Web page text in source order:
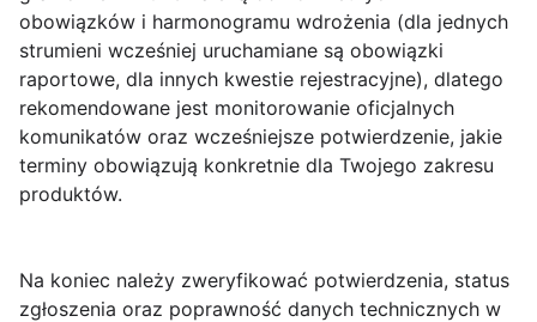
obowiązków i harmonogramu wdrożenia (dla jednych
strumieni wcześniej uruchamiane są obowiązki
raportowe, dla innych kwestie rejestracyjne), dlatego
rekomendowane jest monitorowanie oficjalnych
komunikatów oraz wcześniejsze potwierdzenie, jakie
terminy obowiązują konkretnie dla Twojego zakresu
produktów.
Na koniec należy zweryfikować potwierdzenia, status
zgłoszenia oraz poprawność danych technicznych w